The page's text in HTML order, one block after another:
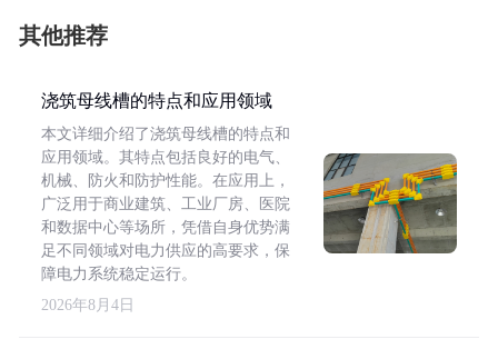
其他推荐
浇筑母线槽的特点和应用领域
本文详细介绍了浇筑母线槽的特点和
应用领域。其特点包括良好的电气、
机械、防火和防护性能。在应用上，
广泛用于商业建筑、工业厂房、医院
和数据中心等场所，凭借自身优势满
足不同领域对电力供应的高要求，保
障电力系统稳定运行。
2026年8月4日